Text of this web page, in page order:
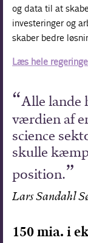
og data til at
investeringer og
skaber bedre
Læs hele
Alle lande
værdien af
science
skulle
position.
Lars Sandahl
150 mia. i